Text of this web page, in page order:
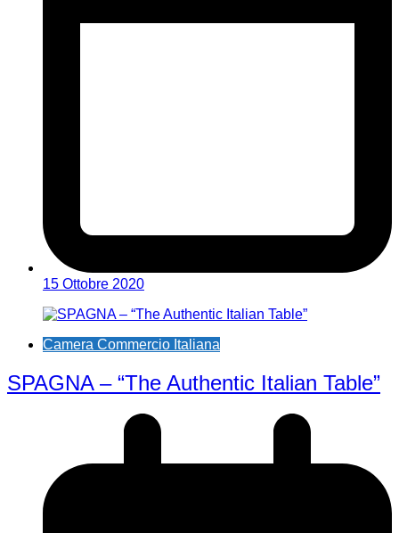
15 Ottobre 2020
Camera Commercio Italiana
SPAGNA – “The Authentic Italian Table”